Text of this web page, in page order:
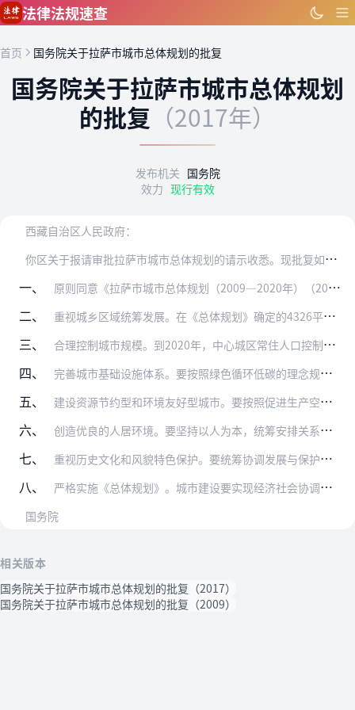
跳到主要内容
法律法规速查
首页 国务院关于拉萨市城市总体规划的批复
国务院关于拉萨市城市总体规划
的批复 （2017年）
发布机关 国务院
效力 现行有效
西藏自治区人民政府：
你
区关于报请审批拉萨市城市总体规划的请示收悉。现批复如下：
一、
原则同意《拉萨市城市总体规划（2009—2020年）（2017年修订）》（以下简称《总体规划》）。
二、 重视城乡区域统筹发展。在《总体规划》确定的4326平方公里城市规划区范围内，实行城乡统一规划管理。加强区域基础设施共建共享，城镇基础设施、公共服务设施的建设应当…
三、 合理控制城市规模。到2020年，中心城区常住人口控制在50万人以内，城市建设用地控制在77.88平方公里以内。要贯彻城乡规划法关于先规划后建设的原则，禁止在《总…
四、 完善城市基础设施体系。要按照绿色循环低碳的理念规划建设城市基础设施。进一步完善公路、铁路、机场等交通基础设施，加强城市内外交通衔接，发挥综合性交通枢纽作用。发展…
五、 建设资源节约型和环境友好型城市。要按照促进生产空间集约高效、生活空间宜居适度、生态空间山清水秀的总体要求，形成合理的城市空间结构，促进经济建设、城乡建设和环境建…
六、 创造优良的人居环境。要坚持以人为本，统筹安排关系人民群众切身利益的教育、医疗、市政等公共服务设施的规划布局和建设。将城市保障性住房的建设目标纳入近期建设规划，确…
七、 重视历史文化和风貌特色保护。要统筹协调发展与保护的关系，按照整体保护的原则，切实保护好城市特别是历史城区传统风貌和格局。要编制历史文化名城保护专项规划，落实历史…
八、
严格实施《总体规划》。城市建设要实现经济社会协调发展，物质文明和精神文明共同进步。城市管理要健全民主法治，坚持依法治市，构建和谐社会。《总体规划》是拉萨市城市发…
国务院
相关版本
国务院关于拉萨市城市总体规划的批复（2017）
国务院关于拉萨市城市总体规划的批复（2009）